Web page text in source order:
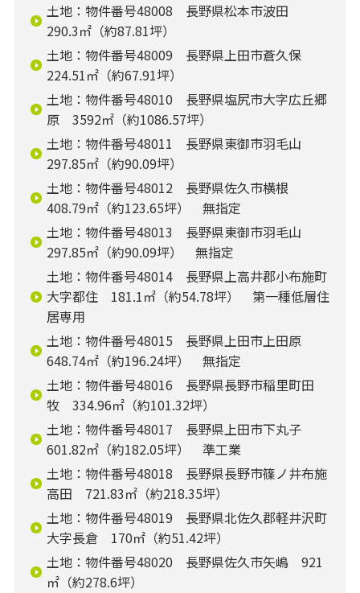
土地：物件番号48008 長野県松本市波田
290.3㎡（約87.81坪）
土地：物件番号48009 長野県上田市蒼久保
224.51㎡（約67.91坪）
土地：物件番号48010 長野県塩尻市大字広丘郷
原 3592㎡（約1086.57坪）
土地：物件番号48011 長野県東御市羽毛山
297.85㎡（約90.09坪）
土地：物件番号48012 長野県佐久市横根
408.79㎡（約123.65坪） 無指定
土地：物件番号48013 長野県東御市羽毛山
297.85㎡（約90.09坪） 無指定
土地：物件番号48014 長野県上高井郡小布施町
大字都住 181.1㎡（約54.78坪） 第一種低層住
居専用
土地：物件番号48015 長野県上田市上田原
648.74㎡（約196.24坪） 無指定
土地：物件番号48016 長野県長野市稲里町田
牧 334.96㎡（約101.32坪）
土地：物件番号48017 長野県上田市下丸子
601.82㎡（約182.05坪） 準工業
土地：物件番号48018 長野県長野市篠ノ井布施
高田 721.83㎡（約218.35坪）
土地：物件番号48019 長野県北佐久郡軽井沢町
大字長倉 170㎡（約51.42坪）
土地：物件番号48020 長野県佐久市矢嶋 921
㎡（約278.6坪）